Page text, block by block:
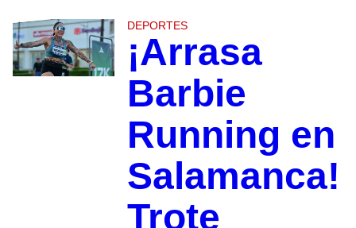
DEPORTES
¡Arrasa
Barbie
Running en
Salamanca!
Trote